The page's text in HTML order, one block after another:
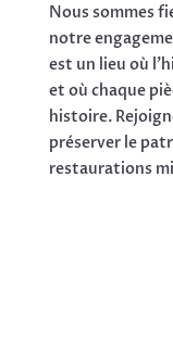
Nous sommes
notre
est un lieu où
et où chaque
histoire.
préserver le
restaurations